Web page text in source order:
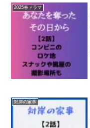
2025春ドラマ
対岸の家事